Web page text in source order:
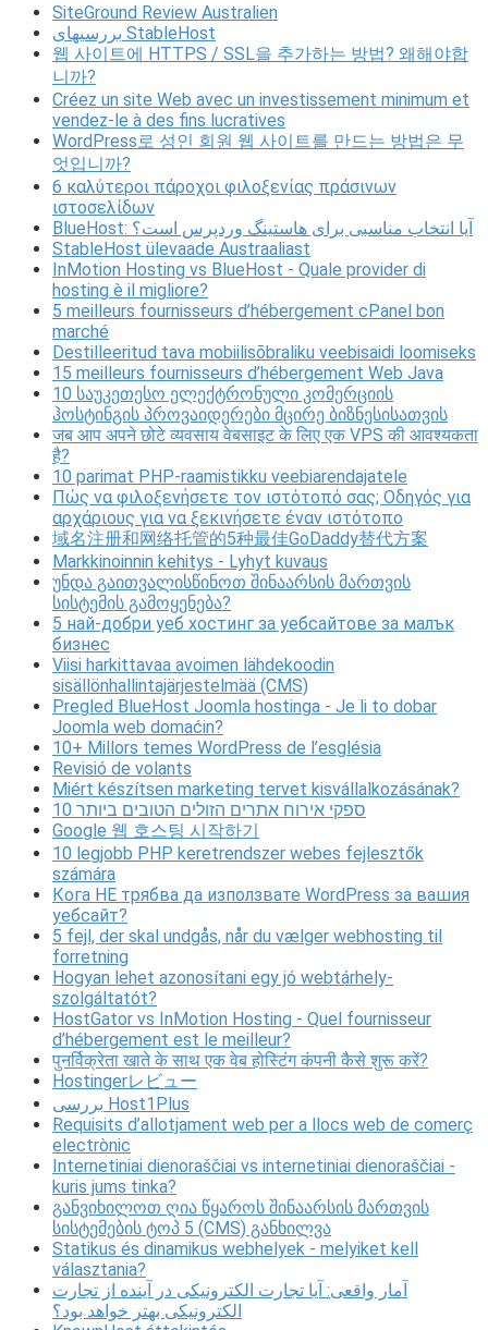
SiteGround Review Australien
بررسیهای StableHost
웹 사이트에 HTTPS / SSL을 추가하는 방법? 왜해야합
니까?
Créez un site Web avec un investissement minimum et
vendez-le à des fins lucratives
WordPress로 성인 회원 웹 사이트를 만드는 방법은 무
엇입니까?
6 καλύτεροι πάροχοι φιλοξενίας πράσινων
ιστοσελίδων
BlueHost: آیا انتخاب مناسبی برای هاستینگ وردپرس است؟
StableHost ülevaade Austraaliast
InMotion Hosting vs BlueHost - Quale provider di
hosting è il migliore?
5 meilleurs fournisseurs d’hébergement cPanel bon
marché
Destilleeritud tava mobiilisõbraliku veebisaidi loomiseks
15 meilleurs fournisseurs d’hébergement Web Java
10 საუკეთესო ელექტრონული კომერციის
ჰოსტინგის პროვაიდერები მცირე ბიზნესისათვის
जब आप अपने छोटे व्यवसाय वेबसाइट के लिए एक VPS की आवश्यकता
है?
10 parimat PHP-raamistikku veebiarendajatele
Πώς να φιλοξενήσετε τον ιστότοπό σας; Οδηγός για
αρχάριους για να ξεκινήσετε έναν ιστότοπο
域名注册和网络托管的5种最佳GoDaddy替代方案
Markkinoinnin kehitys - Lyhyt kuvaus
უნდა გაითვალისწინოთ შინაარსის მართვის
სისტემის გამოყენება?
5 най-добри уеб хостинг за уебсайтове за малък
бизнес
Viisi harkittavaa avoimen lähdekoodin
sisällönhallintajärjestelmää (CMS)
Pregled BlueHost Joomla hostinga - Je li to dobar
Joomla web domaćin?
10+ Millors temes WordPress de l’església
Revisió de volants
Miért készítsen marketing tervet kisvállalkozásának?
10 ספקי אירוח אתרים הזולים הטובים ביותר
Google 웹 호스팅 시작하기
10 legjobb PHP keretrendszer webes fejlesztők
számára
Кога НЕ трябва да използвате WordPress за вашия
уебсайт?
5 fejl, der skal undgås, når du vælger webhosting til
forretning
Hogyan lehet azonosítani egy jó webtárhely-
szolgáltatót?
HostGator vs InMotion Hosting - Quel fournisseur
d’hébergement est le meilleur?
पुनर्विक्रेता खाते के साथ एक वेब होस्टिंग कंपनी कैसे शुरू करें?
Hostingerレビュー
بررسی Host1Plus
Requisits d’allotjament web per a llocs web de comerç
electrònic
Internetiniai dienoraščiai vs internetiniai dienoraščiai -
kuris jums tinka?
განვიხილოთ ღია წყაროს შინაარსის მართვის
სისტემების ტოპ 5 (CMS) განხილვა
Statikus és dinamikus webhelyek - melyiket kell
választania?
آمار واقعی: آیا تجارت الکترونیکی در آینده از تجارت
الکترونیکی بهتر خواهد بود؟